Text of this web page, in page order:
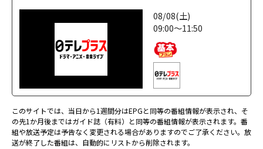
08/08(土)
09:00～11:50
このサイトでは、当日から1週間分はEPGと同等の番組情報が表示され、そ
の先1か月後まではガイド誌（有料）と同等の番組情報が表示されます。番
組や放送予定は予告なく変更される場合がありますのでご了承ください。放
送が終了した番組は、自動的にリストから削除されます。